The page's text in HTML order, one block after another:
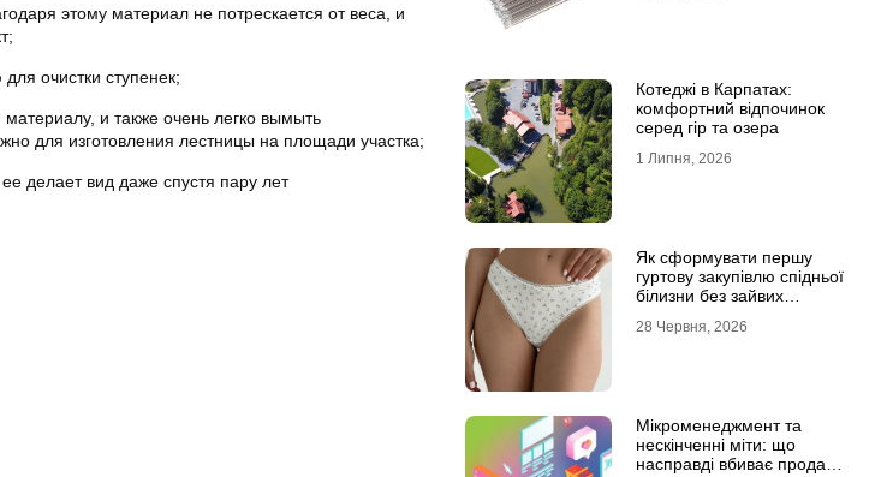
этому материал не потрескается от веса, и
очистки ступенек;
материалу, и также очень легко вымыть
для изготовления лестницы на площади участка;
делает вид даже спустя пару лет
Котеджі в Карпатах:
комфортний відпочинок
серед гір та озера
1 Липня, 2026
Як сформувати першу
гуртову закупівлю спідньої
білизни без зайвих
28 Червня, 2026
Мікроменеджмент та
нескінченні міти: що
насправді вбиває продажі